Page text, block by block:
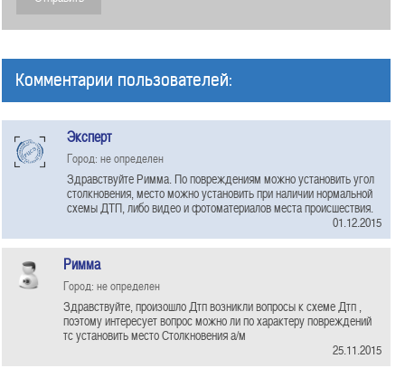
Комментарии пользователей:
Эксперт
Город: не определен
Здравствуйте Римма. По повреждениям можно установить угол
столкновения, место можно установить при наличии нормальной
схемы ДТП, либо видео и фотоматериалов места происшествия.
01.12.2015
Римма
Город: не определен
Здравствуйте, произошло Дтп возникли вопросы к схеме Дтп ,
поэтому интересует вопрос можно ли по характеру повреждений
тс установить место Столкновения а/м
25.11.2015